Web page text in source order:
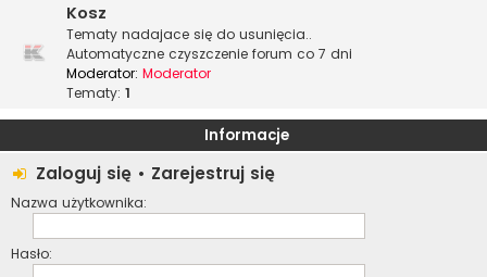
Kosz
Tematy nadajace się do usunięcia..
Automatyczne czyszczenie forum co 7 dni
Moderator: Moderator
Tematy: 1
Informacje
Zaloguj się • Zarejestruj się
Nazwa użytkownika:
Hasło: